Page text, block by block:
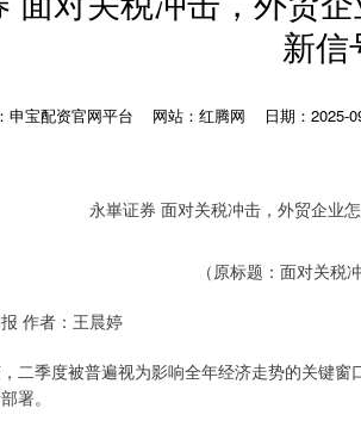
新信
申宝配资官网平台 网站：红腾网 日期：2025-
（原标题：面对关税
作者：王晨婷
二季度被普遍视为影响全年经济走势的关键
署。